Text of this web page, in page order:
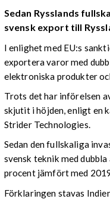
Sedan Rysslands
svensk export till
I enlighet med EU:s
exportera varor med
elektroniska produkter
Trots det har införelsen
skjutit i höjden, enligt en
Strider Technologies.
Sedan den fullskaliga
svensk teknik med
procent jämfört med
Förklaringen stavas